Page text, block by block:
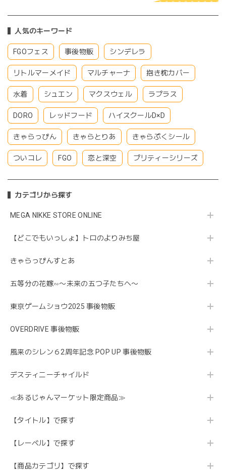
人気のキーワード
FGOフェス 事後物販 シンデレラ
リトルマーメイド マルチャーナ 抱き枕カバー
水着 シュエン マクスウェル ラプラス
DORO レッドフード ハイスクールD×D
きゃらっぴん きゃらとりあ きゃらぷくシール
ついコレ FGO 恋と深空 プリティーシリーズ
カテゴリから探す
MEGA NIKKE STORE ONLINE
【どこでもいっしょ】トロのよりみち屋
きゃらっぴんすとあ
五等分の花嫁∽〜未来の五つ子たちへ〜
東京ゲームショウ2025 事後物販
OVERDRIVE 事後物販
風来のシレン６2周年記念 POP UP 事後物販
デスティニーチャイルド
≪あるじゃんマーケット限定商品≫
【タイトル】で探す
【レーベル】で探す
【商品カテゴリ】で探す